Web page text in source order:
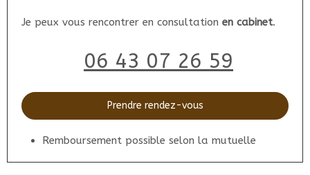
Je peux vous rencontrer en consultation en cabinet.
06 43 07 26 59
Prendre rendez-vous
Remboursement possible selon la mutuelle